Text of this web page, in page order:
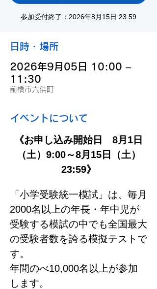
参加受付終了：2026年8月15日 23:59
日時・場所
2026年9月05日 10:00 –
11:30
前橋市六供町
イベントについて
《お申し込み開始日　8月1日
（土）9:00～8月15日（土）
23:59》
「小学受験統一模試」は、毎月
2000名以上の年長・年中児が
受験する模試の中でも全国最大
の受験者数を誇る模擬テストで
す。
年間のべ10,000名以上が参加
します。